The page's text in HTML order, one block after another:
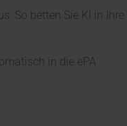
So betten Sie KI in Ihre
in die ePA